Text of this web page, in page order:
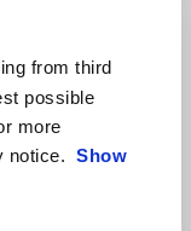
from third
possible
more
notice. Show
Ралито бе
че бе кратко, а